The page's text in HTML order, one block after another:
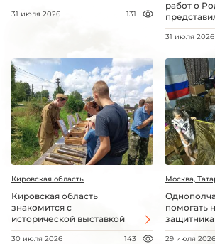
31 июля 2026 131
работ о
31 июля 2026
Кировская область
Кировская область
знакомится с
исторической выставкой
30 июля 2026 143
Москва,
помогать
29 июля 2026